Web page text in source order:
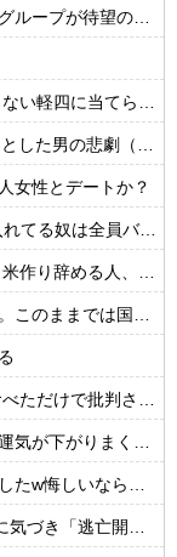
待望の日本デビュー
当てられてしまう。
男の悲劇（ノ∇`）
女性とデートか？
「5000円好きなんすよ、バカって」
んじゃないかなあ？？」
完全崩壊する。助けろ」
だけで批判される
がりまくるやろな
、誰も探さず無視し続けた結果
逃亡開始wwwww」